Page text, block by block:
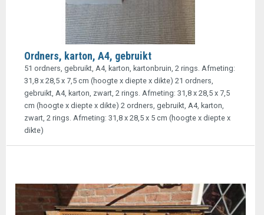
Ordners, karton, A4, gebruikt
51 ordners, gebruikt, A4, karton, kartonbruin, 2 rings. Afmeting:
31,8 x 28,5 x 7,5 cm (hoogte x diepte x dikte) 21 ordners,
gebruikt, A4, karton, zwart, 2 rings. Afmeting: 31,8 x 28,5 x 7,5
cm (hoogte x diepte x dikte) 2 ordners, gebruikt, A4, karton,
zwart, 2 rings. Afmeting: 31,8 x 28,5 x 5 cm (hoogte x diepte x
dikte)